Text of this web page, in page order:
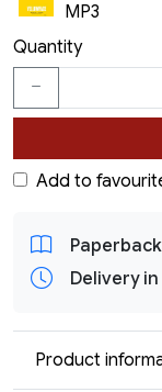
MP3
Quantity
Add to
Paperback
Delivery
Product